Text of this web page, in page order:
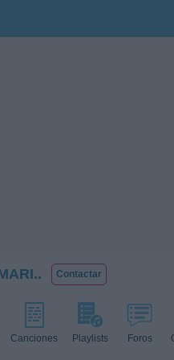
Contactar
Canciones Playlists Foros